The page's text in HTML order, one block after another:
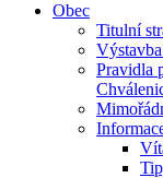
Obec
Titulní
Pravidla